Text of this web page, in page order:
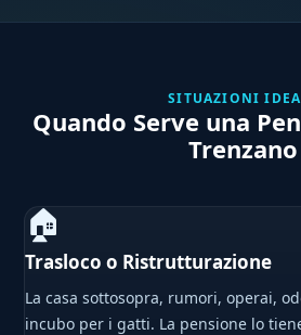
SITUAZIONI
Quando Serve una
Trenzano
🏠
Trasloco o Ristrutturazione
La casa sottosopra, rumori, operai,
incubo per i gatti. La pensione lo